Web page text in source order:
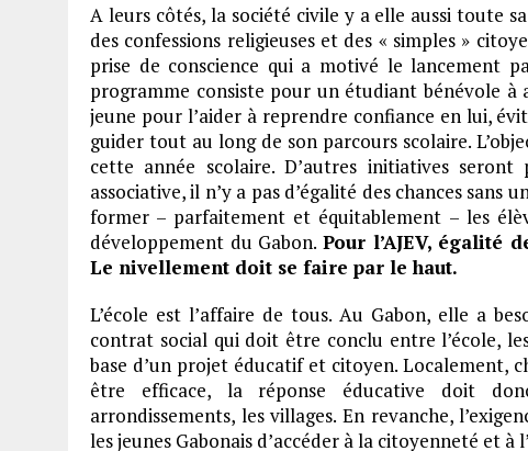
A leurs côtés, la société civile y a elle aussi toute
des confessions religieuses et des « simples »
prise de conscience qui a motivé le lancement
programme consiste pour un étudiant bénévole à
jeune pour l’aider à reprendre confiance en lui,
guider tout au long de son parcours scolaire.
cette année scolaire. D’autres initiatives
associative, il n’y a pas d’égalité des chances
former – parfaitement et équitablement – les
développement du Gabon. Pour l’AJEV, égalité
Le nivellement doit se faire par le haut.
L’école est l’affaire de tous. Au Gabon, elle a
contrat social qui doit être conclu entre l’école,
base d’un projet éducatif et citoyen. Localement,
être efficace, la réponse éducative doit
arrondissements, les villages. En revanche,
les jeunes Gabonais d’accéder à la citoyenneté et à